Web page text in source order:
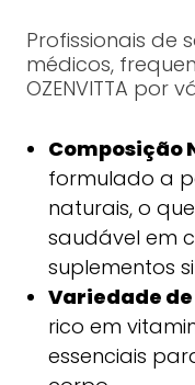
Profissionais de
médicos,
OZENVITTA por
Composição
formulado a
naturais, o
saudável em
suplementos
Variedade
rico em
essenciais